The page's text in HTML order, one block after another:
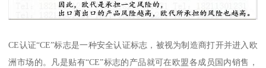
CE认证“CE”标志是一种安全认证标志，被视为制造商打开并进入欧
洲市场的。凡是贴有“CE”标志的产品就可在欧盟各成员国内销售，